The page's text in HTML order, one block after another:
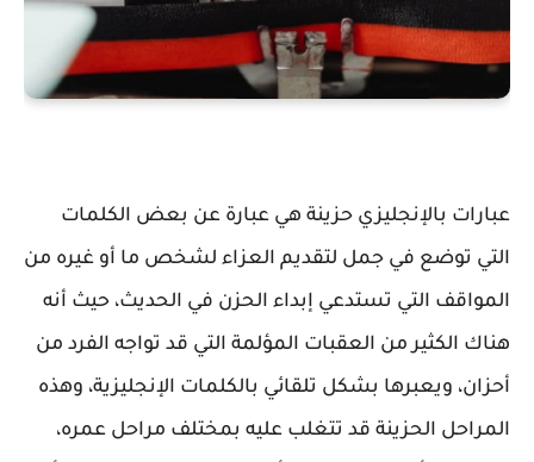
عبارات بالإنجليزي حزينة هي عبارة عن بعض الكلمات
التي توضع في جمل لتقديم العزاء لشخص ما أو غيره من
المواقف التي تستدعي إبداء الحزن في الحديث، حيث أنه
هناك الكثير من العقبات المؤلمة التي قد تواجه الفرد من
أحزان، ويعبرها بشكل تلقائي بالكلمات الإنجليزية، وهذه
المراحل الحزينة قد تتغلب عليه بمختلف مراحل عمره،